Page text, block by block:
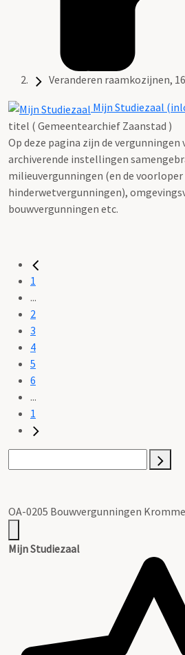
Veranderen raamkozijnen,
Mijn Studiezaal
titel ( Gemeentearchief Zaanstad )
Op deze pagina zijn de vergunningen
archiverende instellingen
milieuvergunningen (en de voorloper
hinderwetvergunningen),
bouwvergunningen etc.
1
...
2
3
4
5
6
...
1
OA-0205 Bouwvergunningen
Mijn Studiezaal